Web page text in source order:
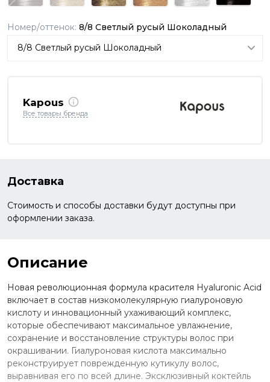
Номер/оттенок: 8/8 Светлый русый Шоколадный
Kapous
Все товары бренда
Доставка
Стоимость и способы доставки будут доступны при
оформлении заказа.
Описание
Новая революционная формула красителя Hyaluronic Acid
включает в состав низкомолекулярную гиалуроновую
кислоту и инновационный ухаживающий комплекс,
которые обеспечивают максимальное увлажнение,
сохранение и восстановление структуры волос при
окрашивании. Гиалуроновая кислота максимально
реконструирует поврежденную кутикулу волос,
выравнивая его по всей длине. Эксклюзивный коктейль